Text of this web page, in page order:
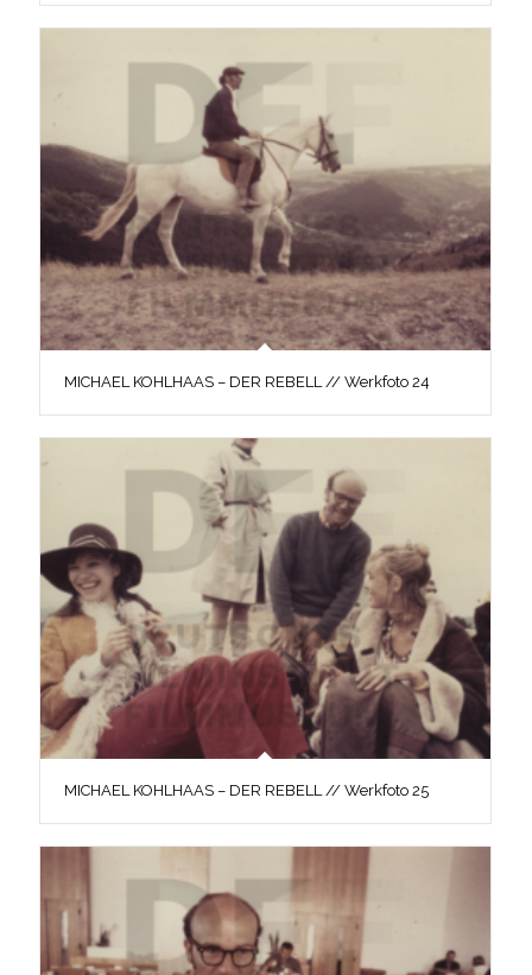
MICHAEL KOHLHAAS – DER REBELL // Werkfoto 24
MICHAEL KOHLHAAS – DER REBELL // Werkfoto 25